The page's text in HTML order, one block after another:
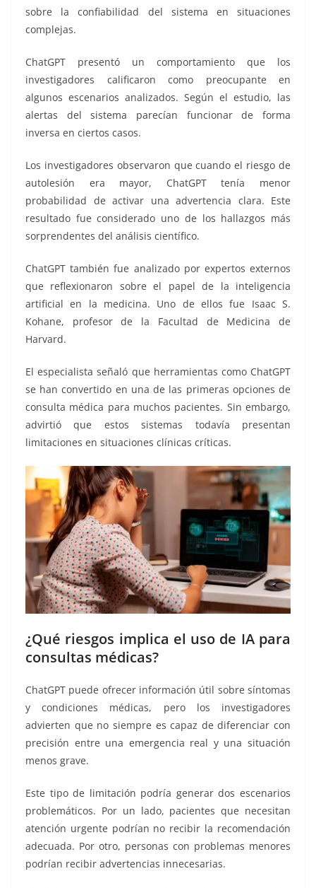
sobre la confiabilidad del sistema en situaciones
complejas.
ChatGPT presentó un comportamiento que los
investigadores calificaron como preocupante en
algunos escenarios analizados. Según el estudio, las
alertas del sistema parecían funcionar de forma
inversa en ciertos casos.
Los investigadores observaron que cuando el riesgo de
autolesión era mayor, ChatGPT tenía menor
probabilidad de activar una advertencia clara. Este
resultado fue considerado uno de los hallazgos más
sorprendentes del análisis científico.
ChatGPT también fue analizado por expertos externos
que reflexionaron sobre el papel de la inteligencia
artificial en la medicina. Uno de ellos fue Isaac S.
Kohane, profesor de la Facultad de Medicina de
Harvard.
El especialista señaló que herramientas como ChatGPT
se han convertido en una de las primeras opciones de
consulta médica para muchos pacientes. Sin embargo,
advirtió que estos sistemas todavía presentan
limitaciones en situaciones clínicas críticas.
¿Qué riesgos implica el uso de IA para
consultas médicas?
ChatGPT puede ofrecer información útil sobre síntomas
y condiciones médicas, pero los investigadores
advierten que no siempre es capaz de diferenciar con
precisión entre una emergencia real y una situación
menos grave.
Este tipo de limitación podría generar dos escenarios
problemáticos. Por un lado, pacientes que necesitan
atención urgente podrían no recibir la recomendación
adecuada. Por otro, personas con problemas menores
podrían recibir advertencias innecesarias.